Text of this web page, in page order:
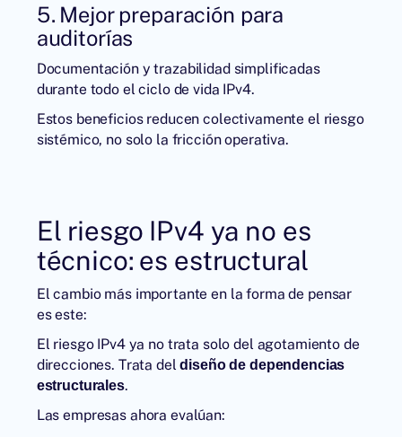
5. Mejor preparación para
auditorías
Documentación y trazabilidad simplificadas
durante todo el ciclo de vida IPv4.
Estos beneficios reducen colectivamente el riesgo
sistémico, no solo la fricción operativa.
El riesgo IPv4 ya no es
técnico: es estructural
El cambio más importante en la forma de pensar
es este:
El riesgo IPv4 ya no trata solo del agotamiento de
direcciones. Trata deldiseño de dependencias
estructurales.
Las empresas ahora evalúan: